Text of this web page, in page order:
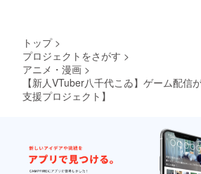
トップ >
プロジェクトをさがす >
アニメ・漫画 >
【新人VTuber八千代こゐ】ゲーム配信
支援プロジェクト】